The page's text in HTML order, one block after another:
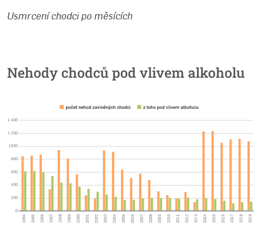
Usmrcení chodci po měsících
Nehody chodců pod vlivem alkoholu